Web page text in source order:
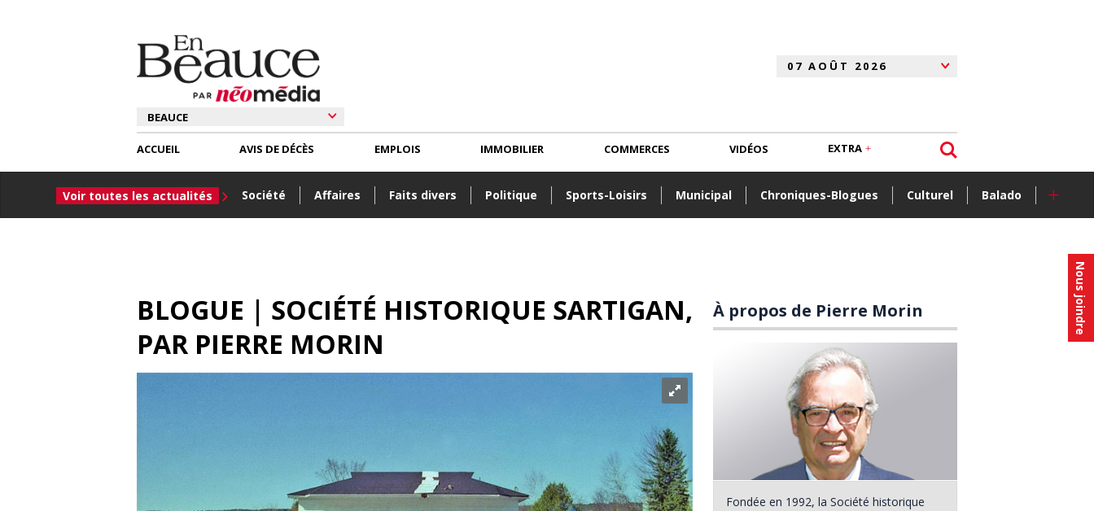
Nous joindre
ACCUEIL
Voir toutes les actualités Société Affaires Faits divers Politique Sports-Loisirs Municipal Chroniques-Blogues Culturel Balado +
AVIS DE DÉCÈS EMPLOIS IMMOBILIER COMMERCES VIDÉOS EXTRA
BLOGUE | SOCIÉTÉ HISTORIQUE SARTIGAN,
PAR PIERRE MORIN
À propos de Pierre Morin
Fondée en 1992, la Société historique